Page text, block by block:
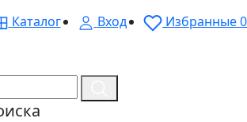
Каталог Вход Избранные0